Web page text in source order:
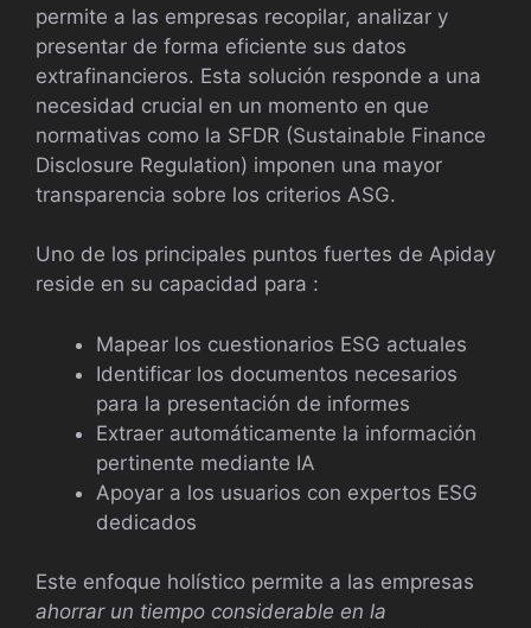
permite a las empresas recopilar, analizar y
presentar de forma eficiente sus datos
extrafinancieros. Esta solución responde a una
necesidad crucial en un momento en que
normativas como la SFDR (Sustainable Finance
Disclosure Regulation) imponen una mayor
transparencia sobre los criterios ASG.
Uno de los principales puntos fuertes de Apiday
reside en su capacidad para :
Mapear los cuestionarios ESG actuales
Identificar los documentos necesarios
para la presentación de informes
Extraer automáticamente la información
pertinente mediante IA
Apoyar a los usuarios con expertos ESG
dedicados
Este enfoque holístico permite a las empresas
ahorrar un tiempo considerable en la